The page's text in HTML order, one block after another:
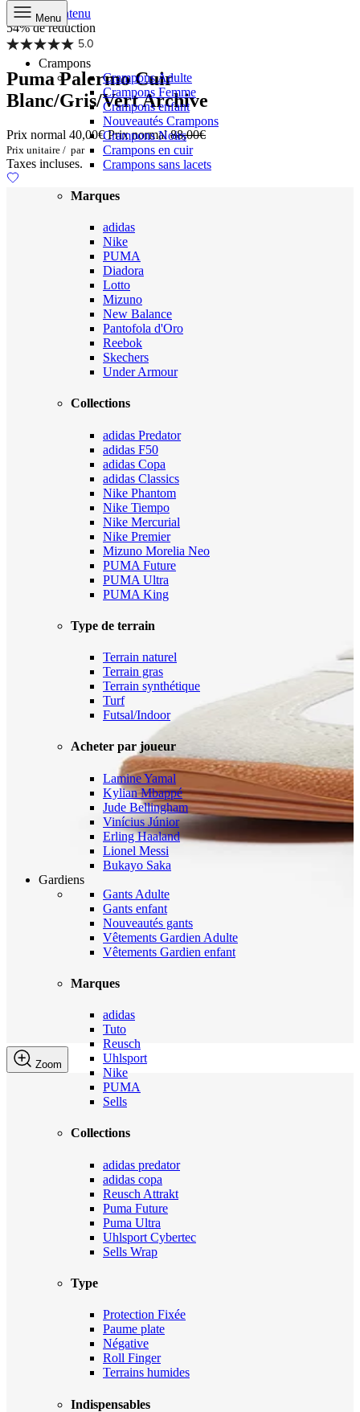
Aller au contenu
Menu
Crampons
Crampons Adulte
Crampons Femme
Crampons enfant
Nouveautés Crampons
Crampons Noirs
Crampons en cuir
Crampons sans lacets
Marques
adidas
Nike
PUMA
Diadora
Lotto
Mizuno
New Balance
Pantofola d'Oro
Reebok
Skechers
Under Armour
Collections
adidas Predator
adidas F50
adidas Copa
adidas Classics
Nike Phantom
Nike Tiempo
Nike Mercurial
Nike Premier
Mizuno Morelia Neo
PUMA Future
PUMA Ultra
PUMA King
Type de terrain
Terrain naturel
Terrain gras
Terrain synthétique
Turf
Futsal/Indoor
Acheter par joueur
Lamine Yamal
Kylian Mbappé
Jude Bellingham
Vinícius Júnior
Erling Haaland
Lionel Messi
Bukayo Saka
Gardiens
Gants Adulte
Gants enfant
Nouveautés gants
Vêtements Gardien Adulte
Vêtements Gardien enfant
Marques
adidas
Tuto
Reusch
Uhlsport
Nike
PUMA
Sells
Collections
adidas predator
adidas copa
Reusch Attrakt
Puma Future
Puma Ultra
Uhlsport Cybertec
Sells Wrap
Type
Protection Fixée
Paume plate
Négative
Roll Finger
Terrains humides
Indispensables
54% de réduction
5.0
Puma Palermo Cuir
Blanc/Gris/Vert Archive
Prix normal 40,00€Prix normal 88,00€
Prix unitaire / par
Taxes incluses.
Zoom